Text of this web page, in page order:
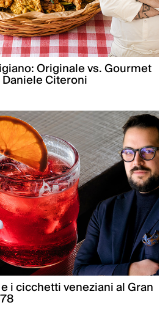
Originale vs. Gourmet
Citeroni
i cicchetti veneziani al Gran